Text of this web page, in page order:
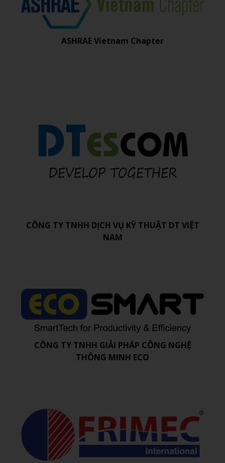
ASHRAE Vietnam Chapter
CÔNG TY TNHH DỊCH VỤ KỸ THUẬT DT VIỆT
NAM
CÔNG TY TNHH GIẢI PHÁP CÔNG NGHỆ
THÔNG MINH ECO